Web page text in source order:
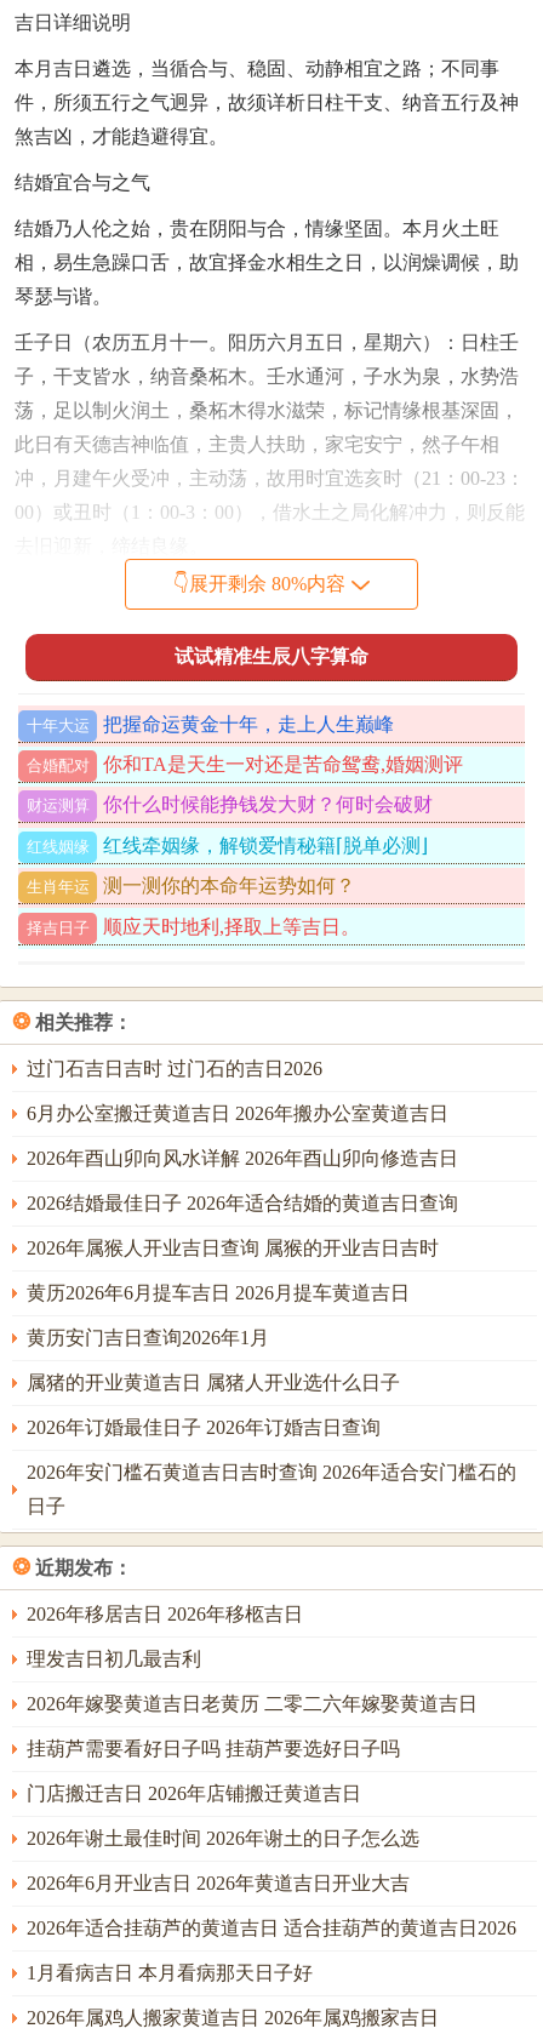
吉日详细说明
本月吉日遴选，当循合与、稳固、动静相宜之路；不同事
件，所须五行之气迥异，故须详析日柱干支、纳音五行及神
煞吉凶，才能趋避得宜。
结婚宜合与之气
结婚乃人伦之始，贵在阴阳与合，情缘坚固。本月火土旺
相，易生急躁口舌，故宜择金水相生之日，以润燥调候，助
琴瑟与谐。
壬子日（农历五月十一。阳历六月五日，星期六）：日柱壬
子，干支皆水，纳音桑柘木。壬水通河，子水为泉，水势浩
荡，足以制火润土，桑柘木得水滋荣，标记情缘根基深固，
此日有天德吉神临值，主贵人扶助，家宅安宁，然子午相
冲，月建午火受冲，主动荡，故用时宜选亥时（21：00-23：
00）或丑时（1：00-3：00），借水土之局化解冲力，则反能
辛酉日（农历五月二十。阳历六月十四日，星期一）：日柱
清肃，能制旺火以生水，石榴木结实累累，喻多子多福；此
月支午火，火克金却炼金成器，反显坚贞。然酉酉自刑，细
微处须防口角，故宜用申时（15：00-17：00），引水局调
与，则夫妻同心。
壬申日（农历五月二十七。阳历六月二十一日，星期一）：
日柱壬申，壬水坐申金长生之地，纳音剑锋金。金水相生，
剑气如水，既能劈开火土之滞，又显情义锋锐不移，此日有
福生、益后吉神，利婚后子息繁衍，申金与月支午火，虽火
日成婚则家运昌隆；若忌金水，则需配以木火时辰，如午时
（11：00-13：00），以达平衡。
火旺土焦，土性浮躁，故宜择土金相生之日，使门庭稳固，
招财纳福。
戊申日（农历五月十三。阳历六月七日，星期一）：日柱戊
申，戊土高厚，申金灵秀，纳音大驿土；土金相生，大驿土
神，主家宅平安，远离是非。申金泄火生土，加固根基；然
申寅相冲，若宅向寅方，则须避用；若无冲，则吉。
庚戌日（农历五月二十五。阳历六月十九日，星期六）：日
柱庚戌，庚金刚健，戌土火库，纳音钗钏金；金居土上如宝
器藏于库中标记家宅稳固，财物丰盈，此日有圣心、续世吉
神，利家族兴旺。戌土与月支午火，半合火局，若命局喜火
土，则安门后家业炽盛；若忌火土，则需选壬癸水时如子时
（23：00-1：00），以水润土制火。
己酉日（农历五月二十二。阳历六月十六日，星期四）：日
户得金锁玉关之固。此日有天巫、吉期神煞，利安置神位，
保佑家宅。酉金生水，暗调火候，然酉午相破，破则基业受
损，故宜用辰时（7：00-9：00），辰酉合金，化破为合，则
本月火土躁动，易生仓促，故宜择水木涵养之日，使迁移顺
遂，人宅两安。
癸亥日（农历五月十八。阳历六月十二日，星期日）：日柱
👇展开剩余 80%内容
试试精准生辰八字算命
十年大运 把握命运黄金十年，走上人生巅峰
合婚配对 你和TA是天生一对还是苦命鸳鸯,婚姻测评
财运测算 你什么时候能挣钱发大财？何时会破财
红线姻缘 红线牵姻缘，解锁爱情秘籍⌈脱单必测⌋
生肖年运 测一测你的本命年运势如何？
择吉日子 顺应天时地利,择取上等吉日。
❂ 相关推荐：
过门石吉日吉时 过门石的吉日2026
6月办公室搬迁黄道吉日 2026年搬办公室黄道吉日
2026年酉山卯向风水详解 2026年酉山卯向修造吉日
2026结婚最佳日子 2026年适合结婚的黄道吉日查询
2026年属猴人开业吉日查询 属猴的开业吉日吉时
黄历2026年6月提车吉日 2026月提车黄道吉日
黄历安门吉日查询2026年1月
属猪的开业黄道吉日 属猪人开业选什么日子
2026年订婚最佳日子 2026年订婚吉日查询
2026年安门槛石黄道吉日吉时查询 2026年适合安门槛石的
日子
❂ 近期发布：
2026年移居吉日 2026年移柩吉日
理发吉日初几最吉利
2026年嫁娶黄道吉日老黄历 二零二六年嫁娶黄道吉日
挂葫芦需要看好日子吗 挂葫芦要选好日子吗
门店搬迁吉日 2026年店铺搬迁黄道吉日
2026年谢土最佳时间 2026年谢土的日子怎么选
2026年6月开业吉日 2026年黄道吉日开业大吉
2026年适合挂葫芦的黄道吉日 适合挂葫芦的黄道吉日2026
1月看病吉日 本月看病那天日子好
2026年属鸡人搬家黄道吉日 2026年属鸡搬家吉日